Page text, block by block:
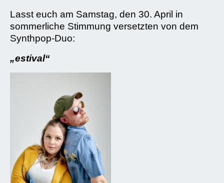
Lasst euch am Samstag, den 30. April in
sommerliche Stimmung versetzten von dem
Synthpop-Duo:
„estival“